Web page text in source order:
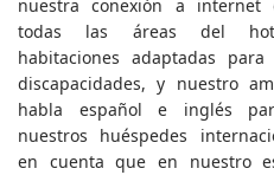
nuestra conexión a internet
todas las áreas del
habitaciones adaptadas para
discapacidades, y nuestro
habla español e inglés
nuestros huéspedes
en cuenta que en nuestro